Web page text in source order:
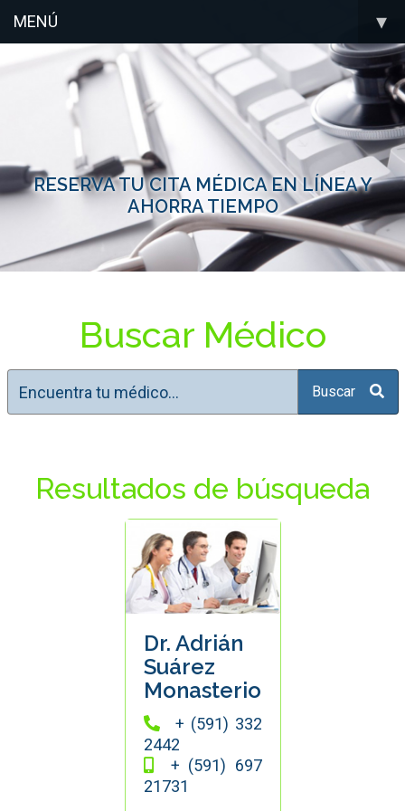
MENÚ ▾
RESERVA TU CITA MÉDICA EN LÍNEA Y
AHORRA TIEMPO
Buscar Médico
Buscar
Resultados de búsqueda
Dr. Adrián
Suárez
Monasterio
+ (591) 332
2442
+ (591) 697
21731